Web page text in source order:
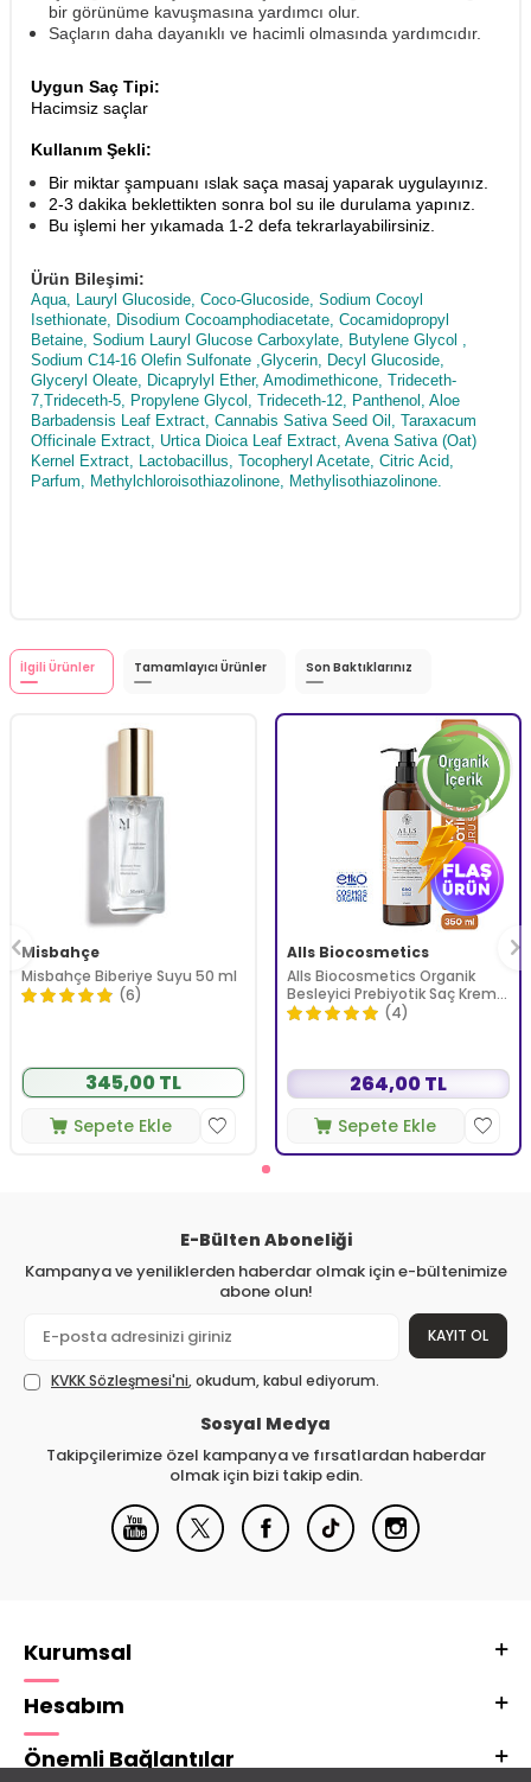
bir görünüme kavuşmasına yardımcı olur.
Saçların daha dayanıklı ve hacimli olmasında yardımcıdır.
Uygun Saç Tipi:
Hacimsiz saçlar
Kullanım Şekli:
Bir miktar şampuanı ıslak saça masaj yaparak uygulayınız.
2-3 dakika beklettikten sonra bol su ile durulama yapınız.
Bu işlemi her yıkamada 1-2 defa tekrarlayabilirsiniz.
Ürün Bileşimi:
Aqua, Lauryl Glucoside, Coco-Glucoside, Sodium Cocoyl
Isethionate, Disodium Cocoamphodiacetate, Cocamidopropyl
Betaine, Sodium Lauryl Glucose Carboxylate, Butylene Glycol ,
Sodium C14-16 Olefin Sulfonate ,Glycerin, Decyl Glucoside,
Glyceryl Oleate, Dicaprylyl Ether, Amodimethicone, Trideceth-
7,Trideceth-5, Propylene Glycol, Trideceth-12, Panthenol, Aloe
Barbadensis Leaf Extract, Cannabis Sativa Seed Oil, Taraxacum
Officinale Extract, Urtica Dioica Leaf Extract, Avena Sativa (Oat)
Kernel Extract, Lactobacillus, Tocopheryl Acetate, Citric Acid,
Parfum, Methylchloroisothiazolinone, Methylisothiazolinone.
İlgili Ürünler Tamamlayıcı Ürünler Son Baktıklarınız
Misbahçe
Misbahçe Biberiye Suyu 50 ml
(6)
345,00 TL
Sepete Ekle
Alls Biocosmetics
Alls Biocosmetics Organik
Besleyici Prebiyotik Saç Kremi
350 ml
(4)
264,00 TL
Sepete Ekle
E-Bülten Aboneliği
Kampanya ve yeniliklerden haberdar olmak için e-bültenimize
abone olun!
KAYIT OL
KVKK Sözleşmesi'ni, okudum, kabul ediyorum.
Sosyal Medya
Takipçilerimize özel kampanya ve fırsatlardan haberdar
olmak için bizi takip edin.
Kurumsal
Hesabım
Önemli Bağlantılar